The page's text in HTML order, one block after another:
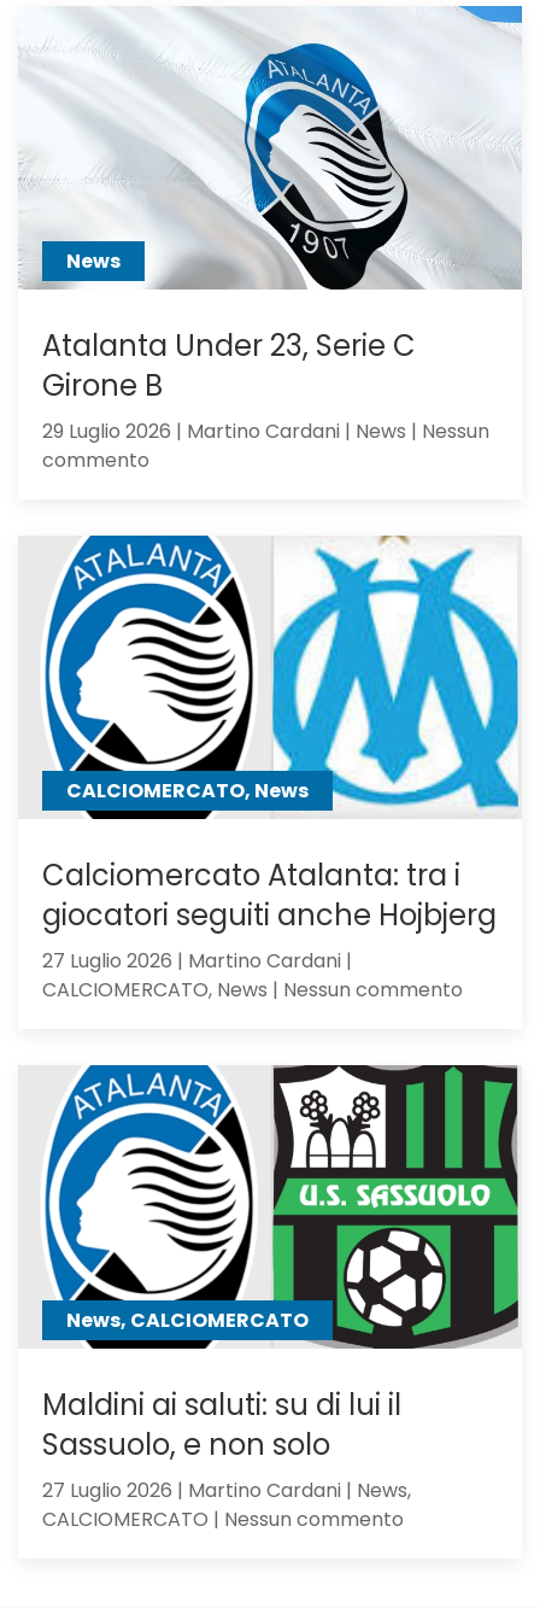
alla
Juventus:
Dea,
non
hai
creduto
abbastanza?
News
Atalanta Under 23, Serie C
Girone B
29 Luglio 2026 | Martino Cardani | News | Nessun
commento
23,
Serie
C
Girone
B
CALCIOMERCATO, News
Calciomercato Atalanta: tra i
giocatori seguiti anche Hojbjerg
27 Luglio 2026 | Martino Cardani |
CALCIOMERCATO, News | Nessun commento
tra
seguiti
anche
Hojbjerg
News, CALCIOMERCATO
Maldini ai saluti: su di lui il
Sassuolo, e non solo
27 Luglio 2026 | Martino Cardani | News,
CALCIOMERCATO | Nessun commento